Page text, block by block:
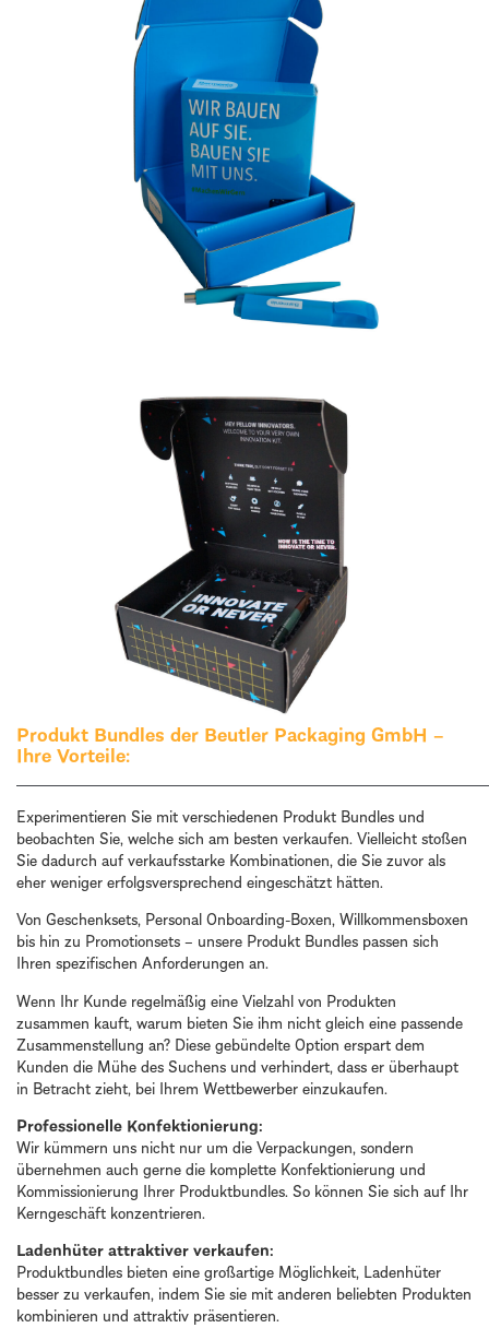
Produkt Bundles der Beutler Packaging GmbH –
Ihre Vorteile:
Experimentieren Sie mit verschiedenen Produkt Bundles und
beobachten Sie, welche sich am besten verkaufen. Vielleicht stoßen
Sie dadurch auf verkaufsstarke Kombinationen, die Sie zuvor als
eher weniger erfolgsversprechend eingeschätzt hätten.
Von Geschenksets, Personal Onboarding-Boxen, Willkommensboxen
bis hin zu Promotionsets – unsere Produkt Bundles passen sich
Ihren spezifischen Anforderungen an.
Wenn Ihr Kunde regelmäßig eine Vielzahl von Produkten
zusammen kauft, warum bieten Sie ihm nicht gleich eine passende
Zusammenstellung an? Diese gebündelte Option erspart dem
Kunden die Mühe des Suchens und verhindert, dass er überhaupt
in Betracht zieht, bei Ihrem Wettbewerber einzukaufen.
Professionelle Konfektionierung:
Wir kümmern uns nicht nur um die Verpackungen, sondern
übernehmen auch gerne die komplette Konfektionierung und
Kommissionierung Ihrer Produktbundles. So können Sie sich auf Ihr
Kerngeschäft konzentrieren.
Ladenhüter attraktiver verkaufen:
Produktbundles bieten eine großartige Möglichkeit, Ladenhüter
besser zu verkaufen, indem Sie sie mit anderen beliebten Produkten
kombinieren und attraktiv präsentieren.